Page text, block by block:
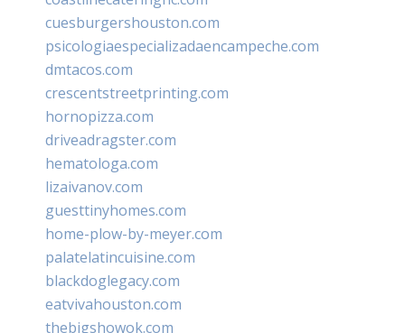
cuesburgershouston.com
psicologiaespecializadaencampeche.com
dmtacos.com
crescentstreetprinting.com
hornopizza.com
driveadragster.com
hematologa.com
lizaivanov.com
guesttinyhomes.com
home-plow-by-meyer.com
palatelatincuisine.com
blackdoglegacy.com
eatvivahouston.com
thebigshowok.com